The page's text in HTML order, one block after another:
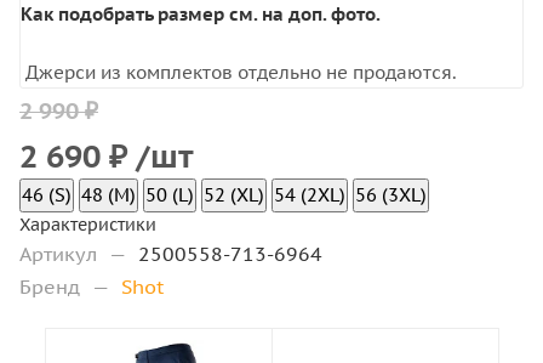
Как подобрать размер см. на доп. фото.
Джерси из комплектов отдельно не продаются.
2 990 ₽
2 690 ₽ /шт
46 (S) 48 (M) 50 (L) 52 (XL) 54 (2XL) 56 (3XL)
Характеристики
Артикул — 2500558-713-6964
Бренд
— Shot